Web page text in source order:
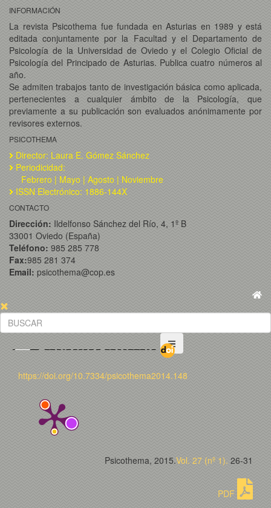
INFORMACIÓN
La revista Psicothema fue fundada en Asturias en 1989 y está
editada conjuntamente por la Facultad y el Departamento de
Psicología de la Universidad de Oviedo y el Colegio Oficial de
Psicología del Principado de Asturias. Publica cuatro números al
año.
Se admiten trabajos tanto de investigación básica como aplicada,
pertenecientes a cualquier ámbito de la Psicología, que
previamente a su publicación son evaluados anónimamente por
revisores externos.
PSICOTHEMA
Director: Laura E. Gómez Sánchez
Periodicidad:
Febrero | Mayo | Agosto | Noviembre
ISSN Electrónico: 1886-144X
CONTACTO
Dirección: Ildelfonso Sánchez del Río, 4, 1º B
33001 Oviedo (España)
Teléfono: 985 285 778
Fax:985 281 374
Email: psicothema@cop.es
https://doi.org/10.7334/psicothema2014.148
Psicothema, 2015.Vol. 27 (nº 1). 26-31
PDF